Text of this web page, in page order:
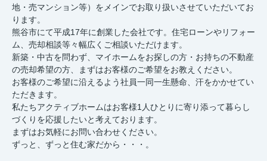
地・売マンション等）をメインでお取り扱いさせていただいてお
ります。
熊谷市にて平成17年に創業した会社です。住宅ローンやリフォー
ム、売却相談等々幅広くご相談いただけます。
新築・中古を問わず、マイホームをお探しの方・お持ちの不動産
の売却希望の方、まずはお客様のご希望をお教えください。
お客様のご希望に沿えるよう社員一同一生懸命、汗をかかせてい
ただきます。
私たちアクティブホームはお客様1人ひとりに寄り添って暮らし
づくりを応援したいと考えております。
まずはお気軽にお問い合わせください。
ずっと、ずっと住む家だから・・・。